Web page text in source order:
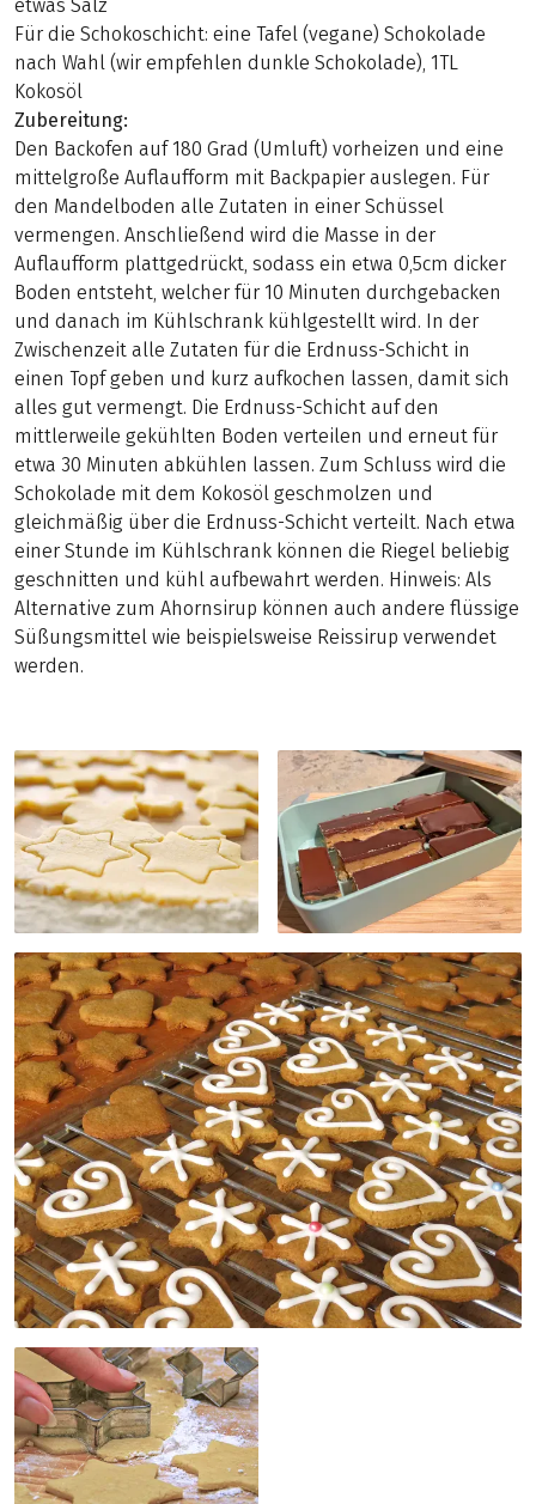
etwas Salz
Für die Schokoschicht: eine Tafel (vegane) Schokolade
nach Wahl (wir empfehlen dunkle Schokolade), 1TL
Kokosöl
Zubereitung:
Den Backofen auf 180 Grad (Umluft) vorheizen und eine
mittelgroße Auflaufform mit Backpapier auslegen. Für
den Mandelboden alle Zutaten in einer Schüssel
vermengen. Anschließend wird die Masse in der
Auflaufform plattgedrückt, sodass ein etwa 0,5cm dicker
Boden entsteht, welcher für 10 Minuten durchgebacken
und danach im Kühlschrank kühlgestellt wird. In der
Zwischenzeit alle Zutaten für die Erdnuss-Schicht in
einen Topf geben und kurz aufkochen lassen, damit sich
alles gut vermengt. Die Erdnuss-Schicht auf den
mittlerweile gekühlten Boden verteilen und erneut für
etwa 30 Minuten abkühlen lassen. Zum Schluss wird die
Schokolade mit dem Kokosöl geschmolzen und
gleichmäßig über die Erdnuss-Schicht verteilt. Nach etwa
einer Stunde im Kühlschrank können die Riegel beliebig
geschnitten und kühl aufbewahrt werden. Hinweis: Als
Alternative zum Ahornsirup können auch andere flüssige
Süßungsmittel wie beispielsweise Reissirup verwendet
werden.